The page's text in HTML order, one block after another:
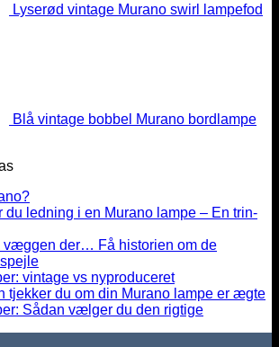
Lyserød vintage Murano swirl lampefod
Blå vintage bobbel Murano bordlampe
du ledning i en Murano lampe – En trin-
væggen der… Få historien om de
vintage vs nyproduceret
tjekker du om din Murano lampe er ægte
Sådan vælger du den rigtige